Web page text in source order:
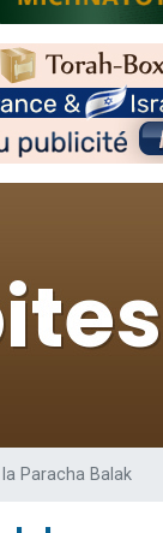
rejoindre sur
rejoindre sur
rejoindre sur
dans Torah-Box Music
de faire un don pour
étudier en groupe
son Maasser
Paracha Balak